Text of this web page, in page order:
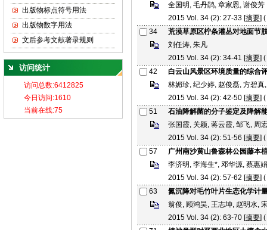
出版物标点符号用法
出版物数字用法
文后参考文献著录规则
访问统计
全国明, 毛丹鹃, 章家恩, 谢俊芳
2015 Vol. 34 (2): 27-33 [摘要] (
34
荒漠草原区柠条灌丛对地面节
刘任涛, 朱凡
2015 Vol. 34 (2): 34-41 [摘要] (
42
白云山风景区环境质量的综合
林媚珍, 纪少婷, 赵俊磊, 方碧真
2015 Vol. 34 (2): 42-50 [摘要] (
51
石油降解菌的分子鉴定及降解
张国霞, 关颖, 蒋云霞, 邹飞, 周
2015 Vol. 34 (2): 51-56 [摘要] (
57
广州南沙黄山鲁森林公园藤本
李济明, 李海生*, 邓华源, 蔡惠
2015 Vol. 34 (2): 57-62 [摘要] (
63
氮沉降对毛竹叶片生态化学计
翁俊, 顾鸿昊, 王志坤, 赵明水,
2015 Vol. 34 (2): 63-70 [摘要] (